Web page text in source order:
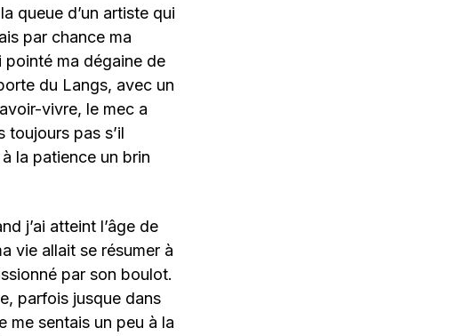
queue d’un artiste qui
par chance ma
pointé ma dégaine de
du Langs, avec un
vivre, le mec a
pas s’il
la patience un brin
j’ai atteint l’âge de
vie allait se résumer à
par son boulot.
parfois jusque dans
me sentais un peu à la